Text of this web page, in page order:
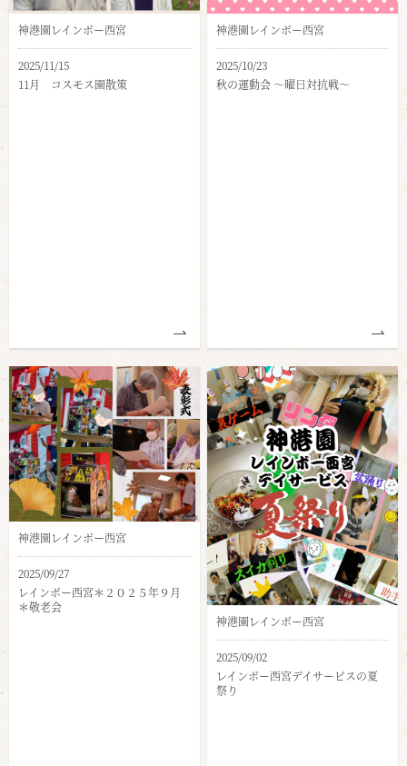
神港園レインボー西宮
2025/11/15
11月 コスモス園散策
神港園レインボー西宮
2025/10/23
秋の運動会 ～曜日対抗戦～
神港園レインボー西宮
2025/09/27
レインボー西宮＊２０２５年９月
＊敬老会
神港園レインボー西宮
2025/09/02
レインボー西宮デイサービスの夏
祭り